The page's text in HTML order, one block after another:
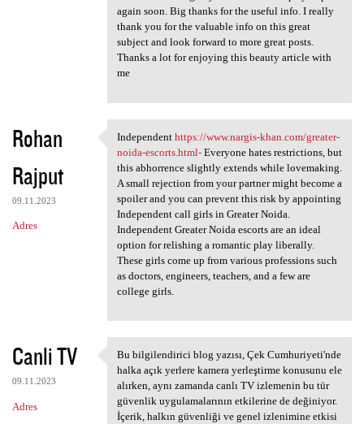
again soon. Big thanks for the useful info. I really
thank you for the valuable info on this great
subject and look forward to more great posts.
Thanks a lot for enjoying this beauty article with
me
Rohan
Rajput
09.11.2023
Adres
Independent https://www
Independent https://www.nargis-khan.com/greater-
noida-escorts.html-Everyone hates restrictions, but
this abhorrence slightly extends while lovemaking.
A small rejection from your partner might become a
spoiler and you can prevent this risk by appointing
Independent call girls in Greater Noida.
Independent Greater Noida escorts are an ideal
option for relishing a romantic play liberally.
These girls come up from various professions such
as doctors, engineers, teachers, and a few are
college girls.
Canli TV
09.11.2023
Adres
Bu bilgilendirici blog yazısı
Bu bilgilendirici blog yazısı, Çek Cumhuriyeti'nde
halka açık yerlere kamera yerleştirme konusunu ele
alırken, aynı zamanda canlı TV izlemenin bu tür
güvenlik uygulamalarının etkilerine de değiniyor.
İçerik, halkın güvenliği ve genel izlenimine etkisi